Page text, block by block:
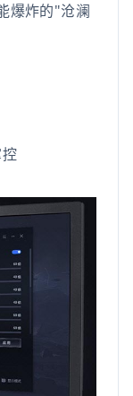
爆炸的"沧澜